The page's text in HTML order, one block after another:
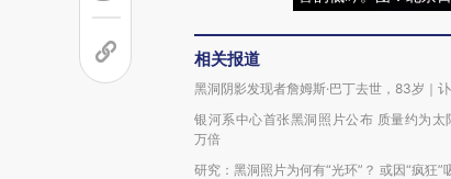
相关报道
黑洞阴影发现者詹姆斯·巴丁去世，83岁｜
银河系中心首张黑洞照片公布 质量约为
万倍
研究：黑洞照片为何有“光环”？ 或因“疯狂”